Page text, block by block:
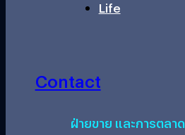
Life
Contact
ฝ่ายขาย และการตลาด